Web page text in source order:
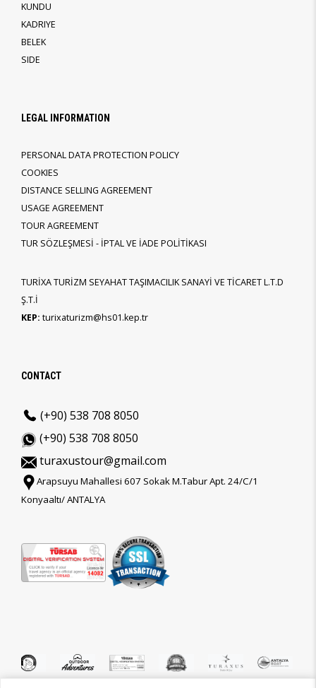
KUNDU
KADRIYE
BELEK
SIDE
LEGAL INFORMATION
PERSONAL DATA PROTECTION POLICY
COOKIES
DISTANCE SELLING AGREEMENT
USAGE AGREEMENT
TOUR AGREEMENT
TUR SÖZLEŞMESİ - İPTAL VE İADE POLİTİKASI
TURİXA TURİZM SEYAHAT TAŞIMACILIK SANAYİ VE TİCARET L.T.D
Ş.T.İ
KEP: turixaturizm@hs01.kep.tr
CONTACT
(+90) 538 708 8050
(+90) 538 708 8050
turaxustour@gmail.com
Arapsuyu Mahallesi 607 Sokak M.Tabur Apt. 24/C/1
Konyaaltı/ ANTALYA